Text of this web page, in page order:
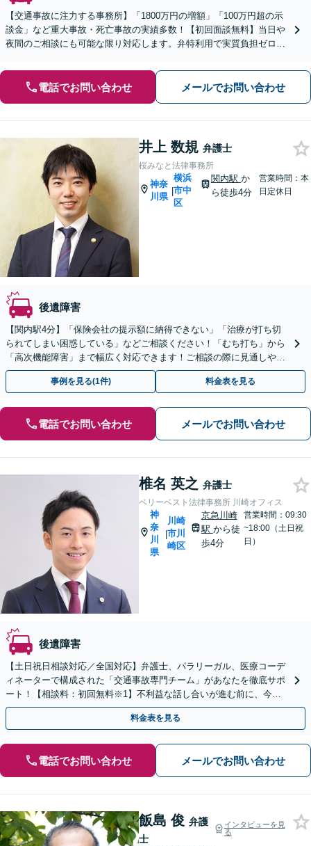
【交通事故に注力する事務所】「1800万円の増額」「100万円超の示
談金」など重大事故・死亡事故の実績多数！【初回面談無料】当日や
夜間のご相談にも可能な限り対応します。弁特利用で実質負担ゼロ！
電話でお問い合わせ メールでお問い合わせ
井上 数規 弁護士
桜みなと法律事務所
神奈
川県
|
横浜
市中
区
関内駅 か
ら徒歩4分
営業時間：本
日定休日
後遺障害
【関内駅4分】「保険会社の提示額に納得できない」「治療が打ち切
られてしまい困惑している」などご相談ください！「むち打ち」から
「高次機能障害」まで幅広く対応できます！ご相談の際に見通しや費
用などを明示します【初回面談60分無料】
事例を見る(1件) 料金表を見る
電話でお問い合わせ メールでお問い合わせ
椎名 英之 弁護士
ベリーベスト法律事務所 川崎オフィス
神
奈
川
県
|
川崎
市川
崎区
京急川崎
駅 から徒
歩4分
営業時間：09:30
~18:00（土日祝
日）
後遺障害
【土日祝日相談対応／全国対応】弁護士、パラリーガル、医療コーデ
ィネーターで構成された「交通事故専門チーム」があなたを徹底サポ
ート！【相談料：初回無料※1】不利益な話し合いが進む前に、今す
ぐ相談！
料金表を見る
電話でお問い合わせ メールでお問い合わせ
飯島 俊 弁護
士
インタビューを見
る